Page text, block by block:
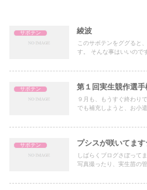
サボテン 綾波
このサボテンをググると
す。 そんな事はいいので
サボテン 第１回実生競作選
９月も、もうすぐ終わり
でも補充しようと、お小
サボテン プシスが咲いてま
しばらくブログさぼって
写真撮ったり、実生苗の